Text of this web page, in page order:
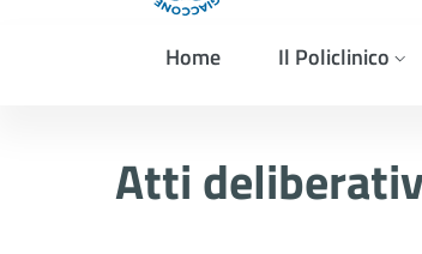
Home Il Policlinico
Atti